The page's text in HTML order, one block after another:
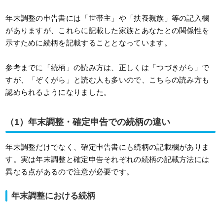
年末調整の申告書には「世帯主」や「扶養親族」等の記入欄
がありますが、これらに記載した家族とあなたとの関係性を
示すために続柄を記載することとなっています。
参考までに「続柄」の読み方は、正しくは「つづきがら」で
すが、「ぞくがら」と読む人も多いので、こちらの読み方も
認められるようになりました。
（1）年末調整・確定申告での続柄の違い
年末調整だけでなく、確定申告書にも続柄の記載欄がありま
す。実は年末調整と確定申告それぞれの続柄の記載方法には
異なる点があるので注意が必要です。
年末調整における続柄